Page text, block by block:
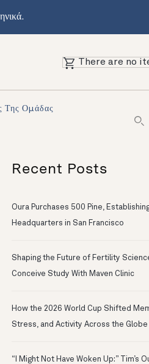
There are no
Της Ομάδας
Recent Posts
Oura Purchases 500 Pine,
Headquarters in San Francisco
Shaping the Future of Fertility
Conceive Study With Maven Clinic
How the 2026 World Cup Shifted
Stress, and Activity Across the Globe
“I Might Not Have Woken Up:” Tim’s